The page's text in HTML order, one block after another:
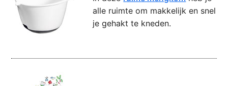
alle ruimte om makkelijk en snel
je gehakt te kneden.